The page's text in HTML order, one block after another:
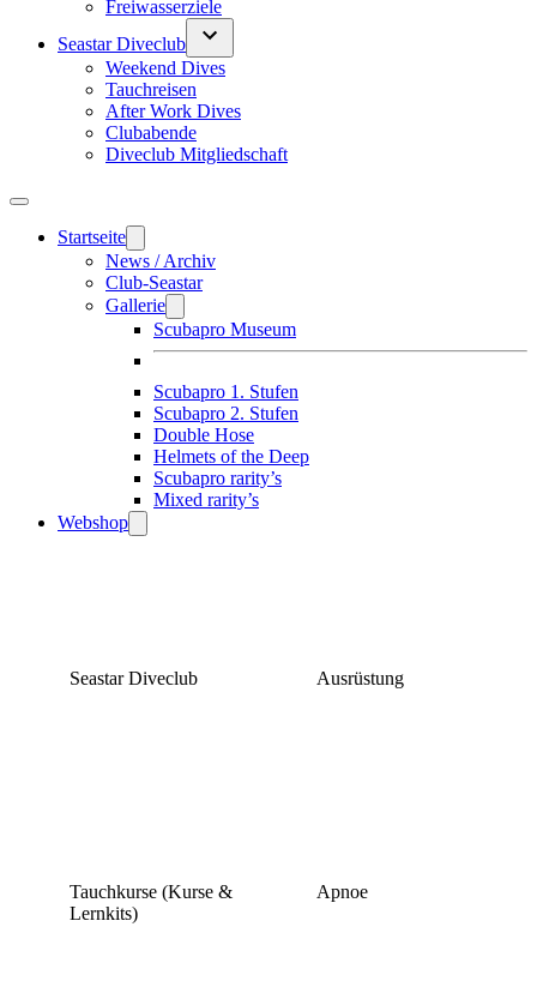
Freiwasserziele
Seastar Diveclub
Weekend Dives
Tauchreisen
After Work Dives
Clubabende
Diveclub Mitgliedschaft
Startseite
News / Archiv
Club-Seastar
Gallerie
Scubapro Museum
Scubapro 1. Stufen
Scubapro 2. Stufen
Double Hose
Helmets of the Deep
Scubapro rarity’s
Mixed rarity’s
Webshop
Seastar Diveclub Ausrüstung
Tauchkurse (Kurse &
Lernkits)
Apnoe